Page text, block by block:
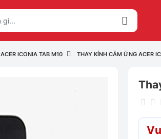
ACER ICONIA TAB M10 THAY KÍNH CẢM ỨNG ACER